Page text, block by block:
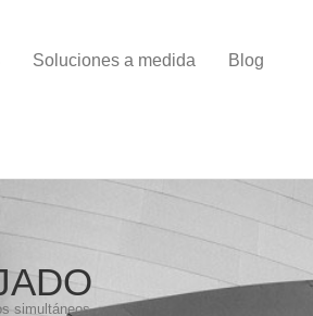
Soluciones a medida Blog
simultáneos